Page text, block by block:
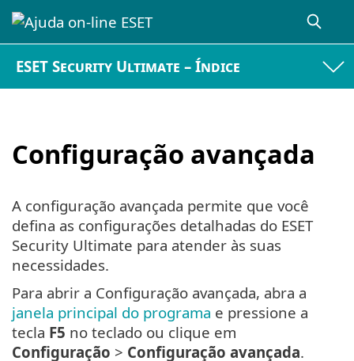
ESET Security Ultimate – Índice
Configuração avançada
A configuração avançada permite que você
defina as configurações detalhadas do ESET
Security Ultimate para atender às suas
necessidades.
Para abrir a Configuração avançada, abra a
janela principal do programa e pressione a
tecla F5 no teclado ou clique em
Configuração > Configuração avançada.